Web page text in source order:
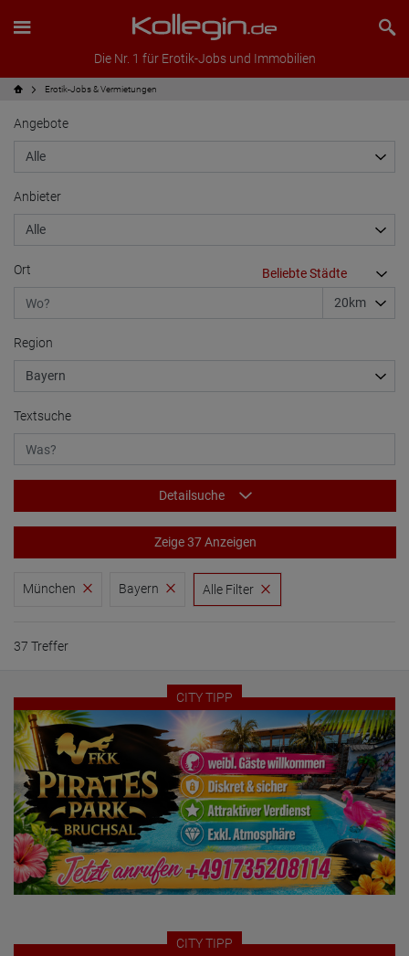
Die Nr. 1 für Erotik-Jobs und Immobilien
Erotik-Jobs & Vermietungen
Angebote
Anbieter
Ort
Region
Textsuche
Detailsuche
Zeige 37 Anzeigen
München Bayern Alle Filter
37 Treffer
CITY TIPP
CITY TIPP